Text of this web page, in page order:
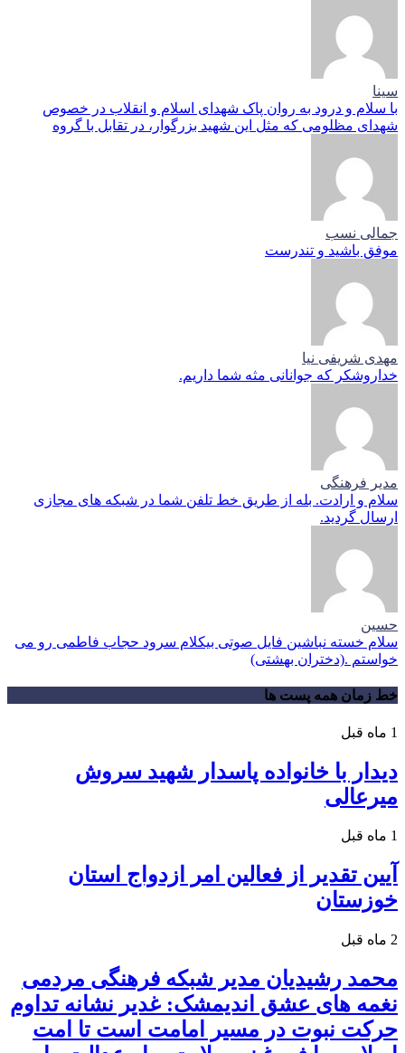
سینا
با سلام و درود به روان پاک شهدای اسلام و انقلاب در خصوص
شهدای مظلومی که مثل این شهید بزرگوار، در تقابل با گروه
جمالی نسب
موفق باشید و تندرست
مهدی شریفی نیا
خداروشکر که جوانانی مثه شما داریم.
مدیر فرهنگی
سلام و ارادت. بله از طریق خط تلفن شما در شبکه های مجازی
ارسال گردید.
حسین
سلام خسته نباشین فایل صوتی بیکلام سرود حجاب فاطمی رو می
خواستم .(دختران بهشتی)
خط زمان همه پست ها
1 ماه قبل
دیدار با خانواده پاسدار شهید سروش
میرعالی
1 ماه قبل
آیین تقدیر از فعالین امر ازدواج استان
خوزستان
2 ماه قبل
محمد رشیدیان مدیر شبکه فرهنگی مردمی
نغمه های عشق اندیمشک: غدیر نشانه تداوم
حرکت نبوت در مسیر امامت است تا امت